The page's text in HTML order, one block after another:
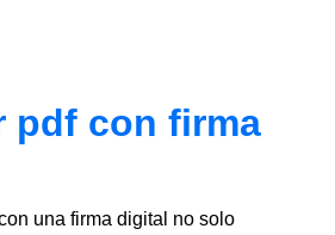
pdf con firma
una firma digital no solo